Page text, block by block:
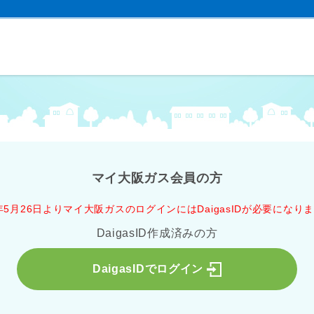
マイ大阪ガス会員の方
5月26日よりマイ大阪ガスのログインにはDaigasIDが必要になり
DaigasID作成済みの方
DaigasIDでログイン